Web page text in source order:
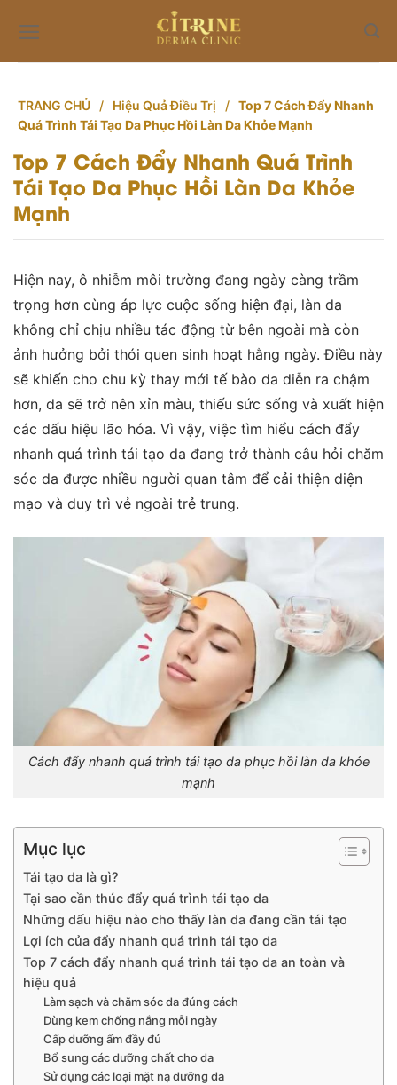
content
TRANG CHỦ / Hiệu Quả Điều Trị / Top 7 Cách Đẩy Nhanh
Quá Trình Tái Tạo Da Phục Hồi Làn Da Khỏe Mạnh
Top 7 Cách Đẩy Nhanh Quá Trình
Tái Tạo Da Phục Hồi Làn Da Khỏe
Mạnh
Hiện nay, ô nhiễm môi trường đang ngày càng trầm
trọng hơn cùng áp lực cuộc sống hiện đại, làn da
không chỉ chịu nhiều tác động từ bên ngoài mà còn
ảnh hưởng bởi thói quen sinh hoạt hằng ngày. Điều này
sẽ khiến cho chu kỳ thay mới tế bào da diễn ra chậm
hơn, da sẽ trở nên xỉn màu, thiếu sức sống và xuất hiện
các dấu hiệu lão hóa. Vì vậy, việc tìm hiểu cách đẩy
nhanh quá trình tái tạo da đang trở thành câu hỏi chăm
sóc da được nhiều người quan tâm để cải thiện diện
mạo và duy trì vẻ ngoài trẻ trung.
Cách đẩy nhanh quá trình tái tạo da phục hồi làn da khỏe
mạnh
Mục lục
Tái tạo da là gì?
Tại sao cần thúc đẩy quá trình tái tạo da
Những dấu hiệu nào cho thấy làn da đang cần tái tạo
Lợi ích của đẩy nhanh quá trình tái tạo da
Top 7 cách đẩy nhanh quá trình tái tạo da an toàn và
hiệu quả
Làm sạch và chăm sóc da đúng cách
Dùng kem chống nắng mỗi ngày
Cấp dưỡng ẩm đầy đủ
Bổ sung các dưỡng chất cho da
Sử dụng các loại mặt nạ dưỡng da